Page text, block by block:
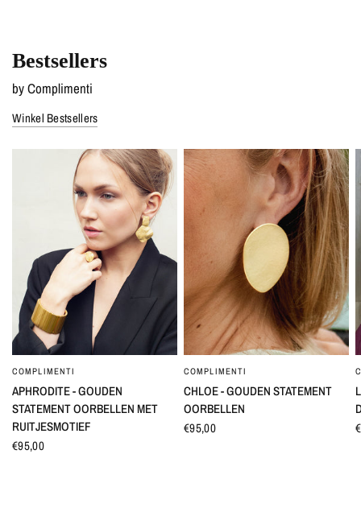
Bestsellers
by Complimenti
Winkel Bestsellers
SNEL BEKIJKEN
COMPLIMENTI
APHRODITE - GOUDEN
STATEMENT OORBELLEN MET
RUITJESMOTIEF
€95,00
SNEL BEKIJKEN
COMPLIMENTI
CHLOE - GOUDEN STATEMENT
OORBELLEN
€95,00